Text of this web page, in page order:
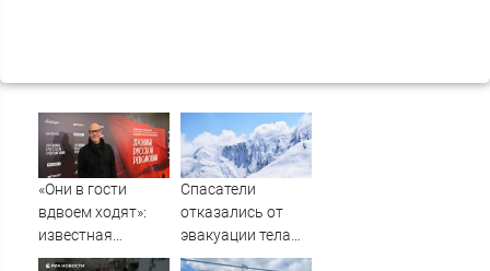
«Они в гости
вдвоем ходят»:
известная
журналистка
Спасатели
отказались от
эвакуации тела
Натальи